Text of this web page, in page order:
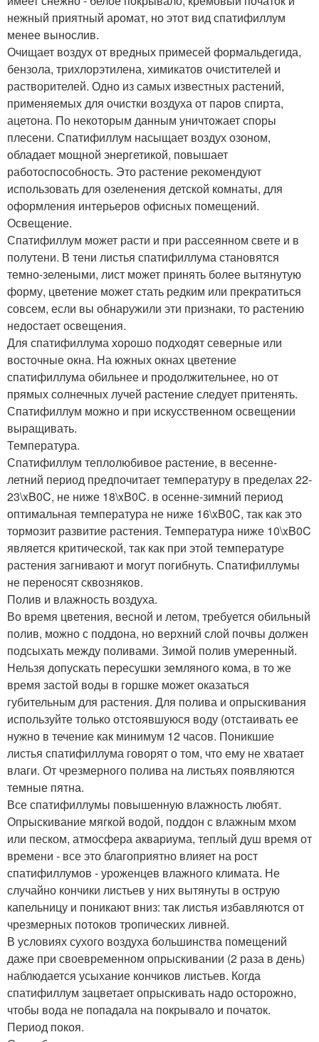
нежный приятный аромат, но этот вид спатифиллум
менее вынослив.
Очищает воздух от вредных примесей формальдегида,
бензола, трихлорэтилена, химикатов очистителей и
растворителей. Одно из самых известных растений,
применяемых для очистки воздуха от паров спирта,
ацетона. По некоторым данным уничтожает споры
плесени. Спатифиллум насыщает воздух озоном,
обладает мощной энергетикой, повышает
работоспособность. Это растение рекомендуют
использовать для озеленения детской комнаты, для
оформления интерьеров офисных помещений.
Освещение.
Спатифиллум может расти и при рассеянном свете и в
полутени. В тени листья спатифиллума становятся
темно-зелеными, лист может принять более вытянутую
форму, цветение может стать редким или прекратиться
совсем, если вы обнаружили эти признаки, то растению
недостает освещения.
Для спатифиллума хорошо подходят северные или
восточные окна. На южных окнах цветение
спатифиллума обильнее и продолжительнее, но от
прямых солнечных лучей растение следует притенять.
Спатифиллум можно и при искусственном освещении
выращивать.
Температура.
Спатифиллум теплолюбивое растение, в весенне-
летний период предпочитает температуру в пределах 22-
23\xB0C, не ниже 18\xB0C. в осенне-зимний период
оптимальная температура не ниже 16\xB0C, так как это
тормозит развитие растения. Температура ниже 10\xB0C
является критической, так как при этой температуре
растения загнивают и могут погибнуть. Спатифиллумы
не переносят сквозняков.
Полив и влажность воздуха.
Во время цветения, весной и летом, требуется обильный
полив, можно с поддона, но верхний слой почвы должен
подсыхать между поливами. Зимой полив умеренный.
Нельзя допускать пересушки земляного кома, в то же
время застой воды в горшке может оказаться
губительным для растения. Для полива и опрыскивания
используйте только отстоявшуюся воду (отстаивать ее
нужно в течение как минимум 12 часов. Поникшие
листья спатифиллума говорят о том, что ему не хватает
влаги. От чрезмерного полива на листьях появляются
темные пятна.
Все спатифиллумы повышенную влажность любят.
Опрыскивание мягкой водой, поддон с влажным мхом
или песком, атмосфера аквариума, теплый душ время от
времени - все это благоприятно влияет на рост
спатифиллумов - уроженцев влажного климата. Не
случайно кончики листьев у них вытянуты в острую
капельницу и поникают вниз: так листья избавляются от
чрезмерных потоков тропических ливней.
В условиях сухого воздуха большинства помещений
даже при своевременном опрыскивании (2 раза в день)
наблюдается усыхание кончиков листьев. Когда
спатифиллум зацветает опрыскивать надо осторожно,
чтобы вода не попадала на покрывало и початок.
Период покоя.